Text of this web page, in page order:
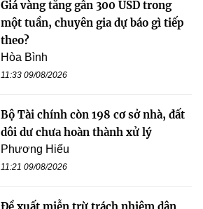
Giá vàng tăng gần 300 USD trong
một tuần, chuyên gia dự báo gì tiếp
theo?
Hòa Bình
11:33 09/08/2026
Bộ Tài chính còn 198 cơ sở nhà, đất
dôi dư chưa hoàn thành xử lý
Phương Hiếu
11:21 09/08/2026
Đề xuất miễn trừ trách nhiệm dân